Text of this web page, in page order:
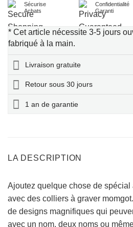
Sécurise
Achats
Confidentialité
Garanti
* Cet article nécessite 3-5 jours
fabriqué à la main.
Livraison gratuite
Retour sous 30 jours
1 an de garantie
LA DESCRIPTION
Ajoutez quelque chose de spécial
avec des colliers à graver
de designs magnifiques qui
avec un nom, deux noms ou